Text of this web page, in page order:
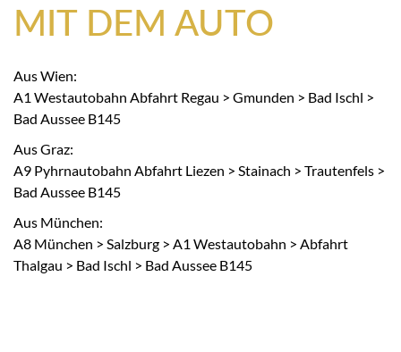
MIT DEM AUTO
Aus Wien:
A1 Westautobahn Abfahrt Regau > Gmunden > Bad Ischl >
Bad Aussee B145
Aus Graz:
A9 Pyhrnautobahn Abfahrt Liezen > Stainach > Trautenfels >
Bad Aussee B145
Aus München:
A8 München > Salzburg > A1 Westautobahn > Abfahrt
Thalgau > Bad Ischl > Bad Aussee B145